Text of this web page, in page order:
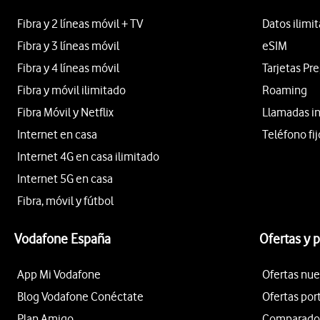
Fibra y 2 líneas móvil + TV
Fibra y 3 líneas móvil
Fibra y 4 líneas móvil
Fibra y móvil ilimitado
Fibra Móvil y Netflix
Internet en casa
Internet 4G en casa ilimitado
Internet 5G en casa
Fibra, móvil y fútbol
Datos
eSIM
Tarjetas
Roaming
Llamadas
Teléfono
Vodafone España
App Mi Vodafone
Blog Vodafone Conéctate
Ofertas y
Ofertas
Ofertas